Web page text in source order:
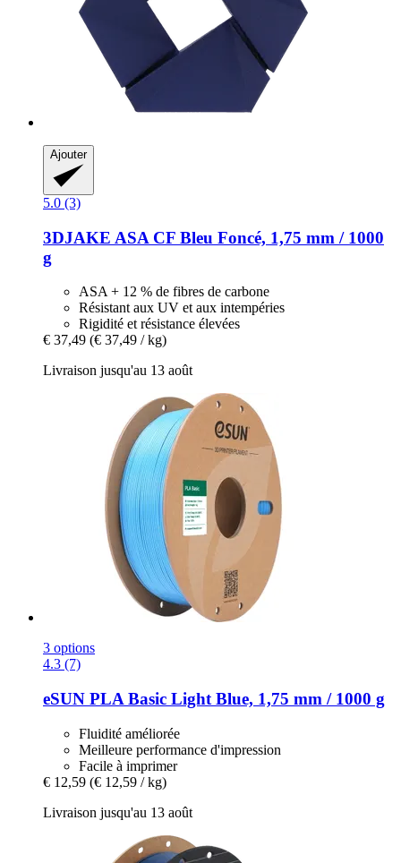
Ajouter
5.0 (3)
3DJAKE ASA CF Bleu Foncé, 1,75 mm / 1000
g
ASA + 12 % de fibres de carbone
Résistant aux UV et aux intempéries
Rigidité et résistance élevées
€ 37,49 (€ 37,49 / kg)
Livraison jusqu'au 13 août
3 options
4.3 (7)
eSUN PLA Basic Light Blue, 1,75 mm / 1000 g
Fluidité améliorée
Meilleure performance d'impression
Facile à imprimer
€ 12,59 (€ 12,59 / kg)
Livraison jusqu'au 13 août